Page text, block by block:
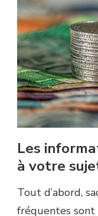
Les
à votre
Tout d’abord,
fréquentes